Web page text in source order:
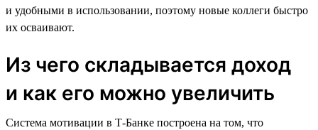
и удобными в использовании, поэтому новые коллеги быстро
их осваивают.
Из чего складывается доход
и как его можно увеличить
Система мотивации в Т-Банке построена на том, что